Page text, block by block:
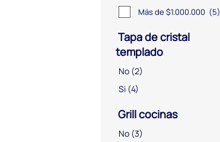
Más de $1.000.000 (5)
Tapa de cristal
templado
No (2)
Si (4)
Grill cocinas
No (3)